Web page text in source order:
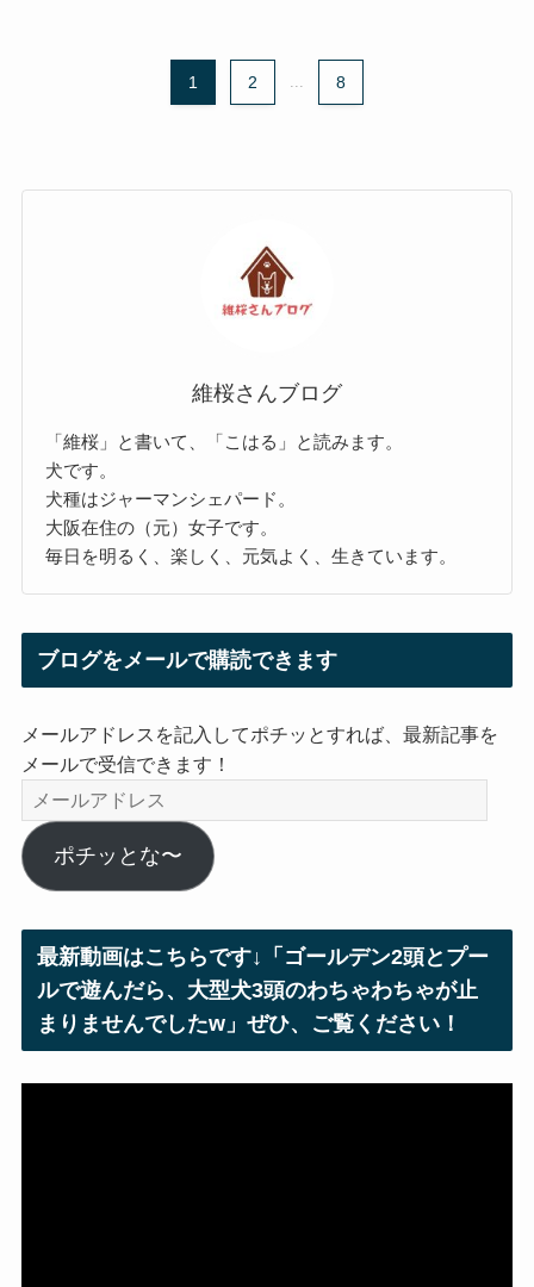
1 2 ... 8
維桜さんブログ
「維桜」と書いて、「こはる」と読みます。
犬です。
犬種はジャーマンシェパード。
大阪在住の（元）女子です。
毎日を明るく、楽しく、元気よく、生きています。
ブログをメールで購読できます
メールアドレスを記入してポチッとすれば、最新記事を
メールで受信できます！
メ
ー
ル
ア
ス
ポチッとな〜
最新動画はこちらです↓「ゴールデン2頭とプー
ルで遊んだら、大型犬3頭のわちゃわちゃが止
まりませんでしたw」ぜひ、ご覧ください！